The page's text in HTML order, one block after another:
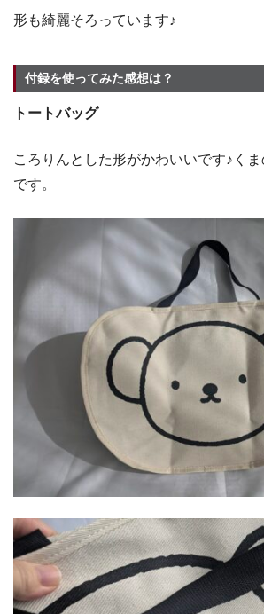
形も綺麗そろっています♪
付録を使ってみた感想は？
トートバッグ
ころりんとした形がかわいいです♪く
です。